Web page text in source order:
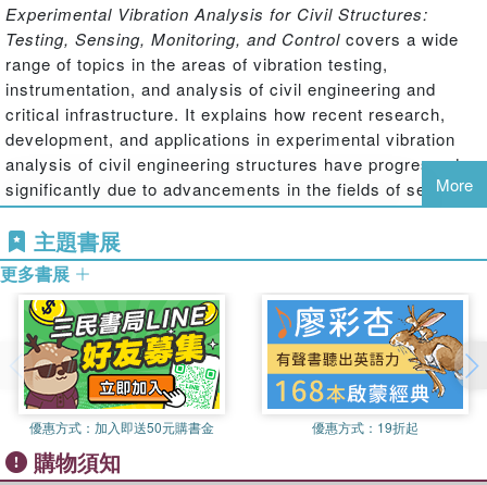
Experimental Vibration Analysis for Civil Structures:
Testing, Sensing, Monitoring, and Control covers a wide
range of topics in the areas of vibration testing,
instrumentation, and analysis of civil engineering and
critical infrastructure. It explains how recent research,
development, and applications in experimental vibration
analysis of civil engineering structures have progressed
significantly due to advancements in the fields of sensor
and testing technologies, instrumentation, data acquisition
systems, computer technology, computational modeling
and simulation of large and complex civil infrastructure
systems. The book also examines how cutting-edge
artificial intelligence and data analytics can be applied to
infrastructure systems.
Features:
Explains how recent technological developments have resulted in
addressing the challenge of designing more resilient infrastructure
More
主題書展
更多書展
優惠方式： 加入即送50元購書金 優惠方式： 19折起
購物須知